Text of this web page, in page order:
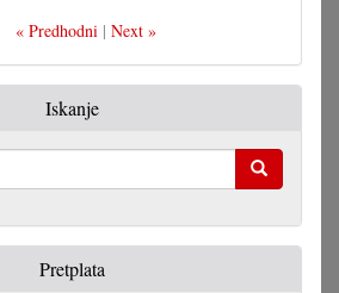
« Predhodni| Next »
Iskanje
Pretplata